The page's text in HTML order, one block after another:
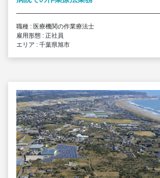
職種 : 医療機関の作業療法士
雇用形態 : 正社員
エリア : 千葉県旭市